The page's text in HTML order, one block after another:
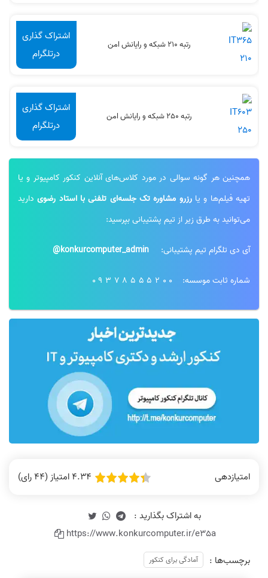
رتبه 210 شبکه و رایانش امن
اشتراک گذاری
درتلگرام
رتبه 250 شبکه و رایانش امن
اشتراک گذاری
درتلگرام
همچنین هر گونه سوالی در مورد کلاس‌های آنلاین کنکور کامپیوتر و یا
تهیه فیلم‌ها و یارزرو مشاوره تک جلسه‌ای تلفنی با استاد رضویدارید
می‌توانید به طرق زیر از تیم پشتیبانی بپرسید:
آی دی تلگرام تیم پشتیبانی: konkurcomputer_admin@
شماره ثابت موسسه: 09378555200
امتیازدهی 4.34 امتیاز (44 رای)
https://www.konkurcomputer.ir/e35a
برچسب‌ها :
آمادگی برای کنکور